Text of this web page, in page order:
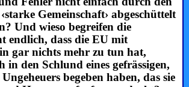
Gemeinschaft› abgeschüttelt
Und wieso begreifen die
endlich, dass die EU mit
gar nichts mehr zu tun hat,
in den Schlund eines gefrässigen,
begeben haben, das sie